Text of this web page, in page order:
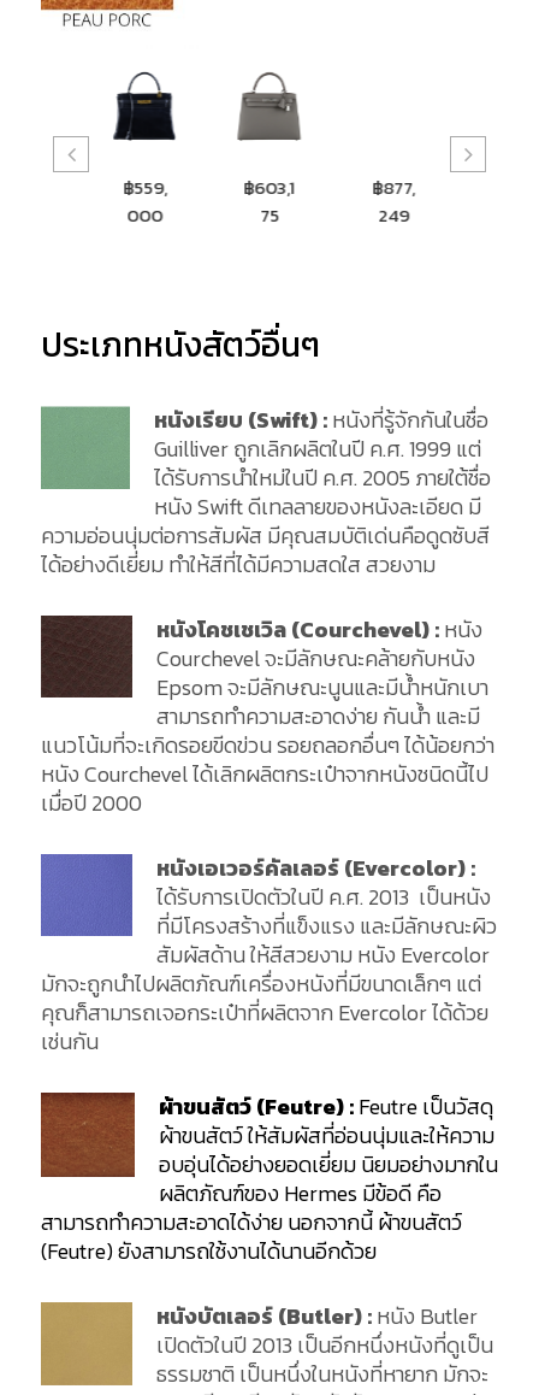
฿559,
000
฿603,1
75
฿877,
249
ประเภทหนังสัตว์อื่นๆ
หนังเรียบ (Swift) :หนังที่รู้จักกันในชื่อ
Guilliver ถูกเลิกผลิตในปี ค.ศ. 1999 แต่
ได้รับการนำใหม่ในปี ค.ศ. 2005 ภายใต้ชื่อ
หนัง Swift ดีเทลลายของหนังละเอียด มี
ความอ่อนนุ่มต่อการสัมผัส มีคุณสมบัติเด่นคือดูดซับสี
ได้อย่างดีเยี่ยม ทำให้สีที่ได้มีความสดใส สวยงาม
หนังโคชเชเวิล (Courchevel) :หนัง
Courchevel จะมีลักษณะคล้ายกับหนัง
Epsom จะมีลักษณะนูนและมีน้ำหนักเบา
สามารถทำความสะอาดง่าย กันน้ำ และมี
แนวโน้มที่จะเกิดรอยขีดข่วน รอยถลอกอื่นๆ ได้น้อยกว่า
หนัง Courchevel ได้เลิกผลิตกระเป๋าจากหนังชนิดนี้ไป
เมื่อปี 2000
หนังเอเวอร์คัลเลอร์ (Evercolor) :
ได้รับการเปิดตัวในปี ค.ศ. 2013 เป็นหนัง
ที่มีโครงสร้างที่แข็งแรง และมีลักษณะผิว
สัมผัสด้าน ให้สีสวยงาม หนัง Evercolor
มักจะถูกนำไปผลิตภัณฑ์เครื่องหนังที่มีขนาดเล็กๆ แต่
คุณก็สามารถเจอกระเป๋าที่ผลิตจาก Evercolor ได้ด้วย
เช่นกัน
ผ้าขนสัตว์ (Feutre) :Feutre เป็นวัสดุ
ผ้าขนสัตว์ ให้สัมผัสที่อ่อนนุ่มและให้ความ
อบอุ่นได้อย่างยอดเยี่ยม นิยมอย่างมากใน
ผลิตภัณฑ์ของ Hermes มีข้อดี คือ
สามารถทำความสะอาดได้ง่าย นอกจากนี้ ผ้าขนสัตว์
(Feutre) ยังสามารถใช้งานได้นานอีกด้วย
หนังบัตเลอร์ (Butler) :หนัง Butler
เปิดตัวในปี 2013 เป็นอีกหนึ่งหนังที่ดูเป็น
ธรรมชาติ เป็นหนึ่งในหนังที่หายาก มักจะ